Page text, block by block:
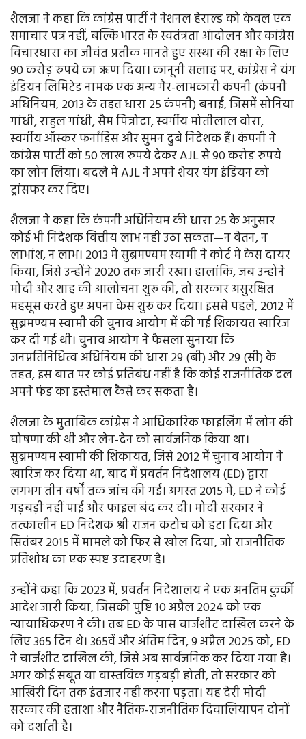
शैलजा ने कहा कि कांग्रेस पार्टी ने नेशनल हेराल्ड को केवल एक
समाचार पत्र नहीं, बल्कि भारत के स्वतंत्रता आंदोलन और कांग्रेस
विचारधारा का जीवंत प्रतीक मानते हुए संस्था की रक्षा के लिए
90 करोड़ रुपये का ऋण दिया। कानूनी सलाह पर, कांग्रेस ने यंग
इंडियन लिमिटेड नामक एक अन्य गैर-लाभकारी कंपनी (कंपनी
अधिनियम, 2013 के तहत धारा 25 कंपनी) बनाई, जिसमें सोनिया
गांधी, राहुल गांधी, सैम पित्रोदा, स्वर्गीय मोतीलाल वोरा,
स्वर्गीय ऑस्कर फर्नांडिस और सुमन दुबे निदेशक हैं। कंपनी ने
कांग्रेस पार्टी को 50 लाख रुपये देकर AJL से 90 करोड़ रुपये
का लोन लिया। बदले में AJL ने अपने शेयर यंग इंडियन को
ट्रांसफर कर दिए।
शैलजा ने कहा कि कंपनी अधिनियम की धारा 25 के अनुसार
कोई भी निदेशक वित्तीय लाभ नहीं उठा सकता—न वेतन, न
लाभांश, न लाभ। 2013 में सुब्रमण्यम स्वामी ने कोर्ट में केस दायर
किया, जिसे उन्होंने 2020 तक जारी रखा। हालांकि, जब उन्होंने
मोदी और शाह की आलोचना शुरू की, तो सरकार असुरक्षित
महसूस करते हुए अपना केस शुरू कर दिया। इससे पहले, 2012 में
सुब्रमण्यम स्वामी की चुनाव आयोग में की गई शिकायत खारिज
कर दी गई थी। चुनाव आयोग ने फैसला सुनाया कि
जनप्रतिनिधित्व अधिनियम की धारा 29 (बी) और 29 (सी) के
तहत, इस बात पर कोई प्रतिबंध नहीं है कि कोई राजनीतिक दल
अपने फंड का इस्तेमाल कैसे कर सकता है।
शैलजा के मुताबिक कांग्रेस ने आधिकारिक फाइलिंग में लोन की
घोषणा की थी और लेन-देन को सार्वजनिक किया था।
सुब्रमण्यम स्वामी की शिकायत, जिसे 2012 में चुनाव आयोग ने
खारिज कर दिया था, बाद में प्रवर्तन निदेशालय (ED) द्वारा
लगभग तीन वर्षों तक जांच की गई। अगस्त 2015 में, ED ने कोई
गड़बड़ी नहीं पाई और फाइल बंद कर दी। मोदी सरकार ने
तत्कालीन ED निदेशक श्री राजन कटोच को हटा दिया और
सितंबर 2015 में मामले को फिर से खोल दिया, जो राजनीतिक
प्रतिशोध का एक स्पष्ट उदाहरण है।
उन्होंने कहा कि 2023 में, प्रवर्तन निदेशालय ने एक अनंतिम कुर्की
आदेश जारी किया, जिसकी पुष्टि 10 अप्रैल 2024 को एक
न्यायाधिकरण ने की। तब ED के पास चार्जशीट दाखिल करने के
लिए 365 दिन थे। 365वें और अंतिम दिन, 9 अप्रैल 2025 को, ED
ने चार्जशीट दाखिल की, जिसे अब सार्वजनिक कर दिया गया है।
अगर कोई सबूत या वास्तविक गड़बड़ी होती, तो सरकार को
आखिरी दिन तक इंतजार नहीं करना पड़ता। यह देरी मोदी
सरकार की हताशा और नैतिक-राजनीतिक दिवालियापन दोनों
को दर्शाती है।